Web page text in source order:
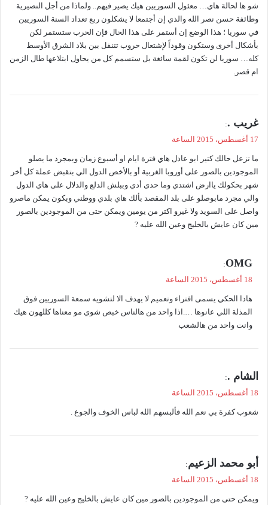
ل
شو ها لحالة هاي… معئول السوريين هيك يصير فيهم.. ولماذا من أجل النصيرية
وطائفة حسن نصر الله والذي إن أجتمعا لا يشكلون ربع تعداد السنة السوريين
في سوريا ؛ هذا الوضع إن أستمر على هذا الحال فإن الحرب ستستمر لكن
بأشكال أخرى وستكون وقوداً لإشتعال حروب تتنقل بين بلاد الشرق الأوسط
كله… سوريا لن تكون لقمة سائغة بل ستسمم كل من يحاول ابتلاعها طال الزمن
ام قصر.
ي
ل
غريب .:
17 أغسطس، 2015 الساعة
ما تزعل حالك كتير ابو عادل هاي فترة ايام او أسبوع زمان وبمجرد ما يصلو
الموجودين بالصور على أوروبا الغربية أو بالأخص الدول الي بتقبض عملة كل أخر
شهر بحكولك ياارض اشتدي وما حدى أدي وببلش الدلع والدلال على هاي الدول
والي مجرد مابوصلو على بلد المقصد بألك هاي بلدي ووطني وبكون يمكن ماصرو
واصل على السويد ولا غيرو اكتر من يومين ويمكن حتى من الموجودين بالصور
مين كان عايش بالخليج وعين الله عليه ?
ي
ل
OMG
:
18 أغسطس، 2015 الساعة
هادا الحكي يسمى افتراء وتعميم لا يهدف الا لتشويه سمعة السوريين فوق
المذلة اللي عانوها ….اذا واحد من هالناس خبص شوي مو معناها كللهون هيك
وانت واحد من هالشعب
ي
ل
الشام .:
18 أغسطس، 2015 الساعة
شعوب كفرة بي نعم الله فألبسهم الله لباس الخوف والجوع .
ي
ل
أبو محمد الزعيم :
18 أغسطس، 2015 الساعة
ويمكن حتى من الموجودين بالصور مين كان عايش بالخليج وعين الله عليه ?